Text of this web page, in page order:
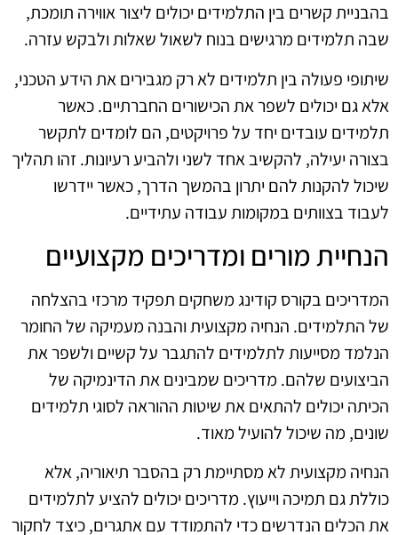
בהבניית קשרים בין התלמידים יכולים ליצור אווירה תומכת,
שבה תלמידים מרגישים בנוח לשאול שאלות ולבקש עזרה.
שיתופי פעולה בין תלמידים לא רק מגבירים את הידע הטכני,
אלא גם יכולים לשפר את הכישורים החברתיים. כאשר
תלמידים עובדים יחד על פרויקטים, הם לומדים לתקשר
בצורה יעילה, להקשיב אחד לשני ולהביע רעיונות. זהו תהליך
שיכול להקנות להם יתרון בהמשך הדרך, כאשר יידרשו
לעבוד בצוותים במקומות עבודה עתידיים.
הנחיית מורים ומדריכים מקצועיים
המדריכים בקורס קודינג משחקים תפקיד מרכזי בהצלחה
של התלמידים. הנחיה מקצועית והבנה מעמיקה של החומר
הנלמד מסייעות לתלמידים להתגבר על קשיים ולשפר את
הביצועים שלהם. מדריכים שמבינים את הדינמיקה של
הכיתה יכולים להתאים את שיטות ההוראה לסוגי תלמידים
שונים, מה שיכול להועיל מאוד.
הנחיה מקצועית לא מסתיימת רק בהסבר תיאוריה, אלא
כוללת גם תמיכה וייעוץ. מדריכים יכולים להציע לתלמידים
את הכלים הנדרשים כדי להתמודד עם אתגרים, כיצד לחקור